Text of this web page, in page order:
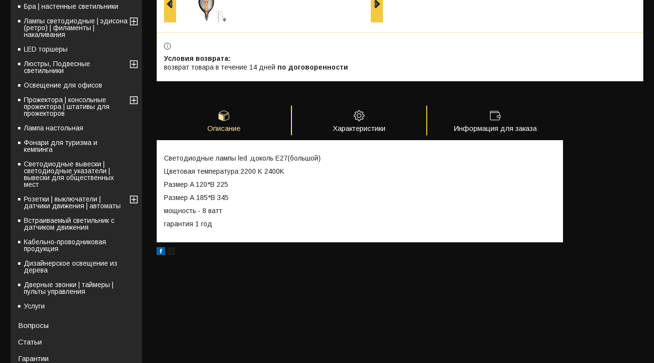
возврат товара в течение 14 дней по договоренности
Описание Характеристики Информация для заказа
Светодиодные лампы led ,цоколь E27(большой)
Цветовая температура:2200 K 2400K
Размер A 120*B 225
Размер А 185*В 345
мощность - 8 ватт
гарантия 1 год
Бра | настенные светильники
Лампы светодиодные | эдисона
(ретро) | филаменты |
накаливания
LED торшеры
Люстры, Подвесные
светильники
Освещение для офисов
Прожектора | консольные
прожектора | штативы для
прожекторов
Лампа настольная
Фонари для туризма и
кемпинга
Светодиодные вывески |
светодиодные указатели |
вывески для общественных
мест
Розетки | выключатели |
датчики движения | автоматы
Встраиваемый светильник с
датчиком движения
Кабельно-проводниковая
продукция
Дизайнерское освещение из
дерева
Дверные звонки | таймеры |
пульты управления
Услуги
Вопросы
Статьи
Гарантии